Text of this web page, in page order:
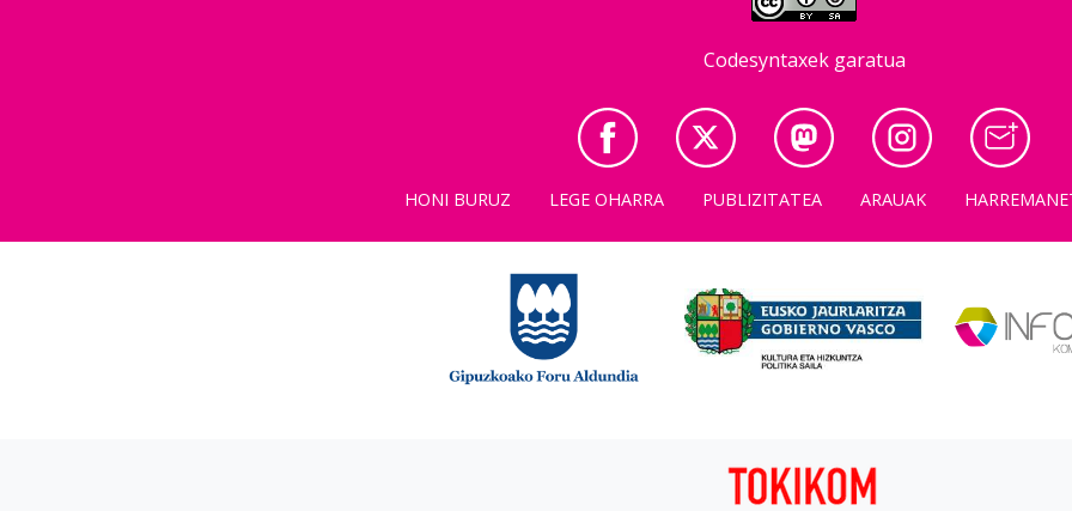
Codesyntaxek garatua
HONI BURUZ LEGE OHARRA PUBLIZITATEA ARAUAK